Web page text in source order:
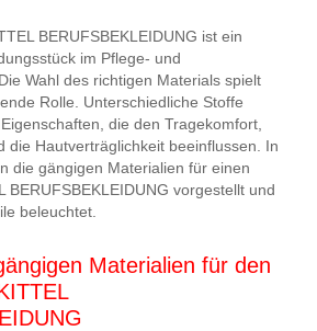
BERUFSBEKLEIDUNG ist ein
im Pflege- und
Wahl des richtigen Materials spielt
Rolle. Unterschiedliche Stoffe
die den Tragekomfort,
die Hautverträglichkeit beeinflussen. In
die gängigen Materialien für einen
BERUFSBEKLEIDUNG vorgestellt und
beleuchtet.
Materialien für den